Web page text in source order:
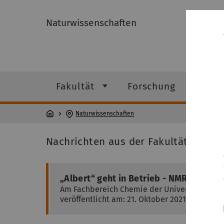
Naturwissenschaften
Fakultät Forschung
Naturwissenschaften
Nachrichten aus der Fakultät
„Albert“ geht in Betrieb - NMR-
Am Fachbereich Chemie der Universität
veröffentlicht am: 21. Oktober 2021